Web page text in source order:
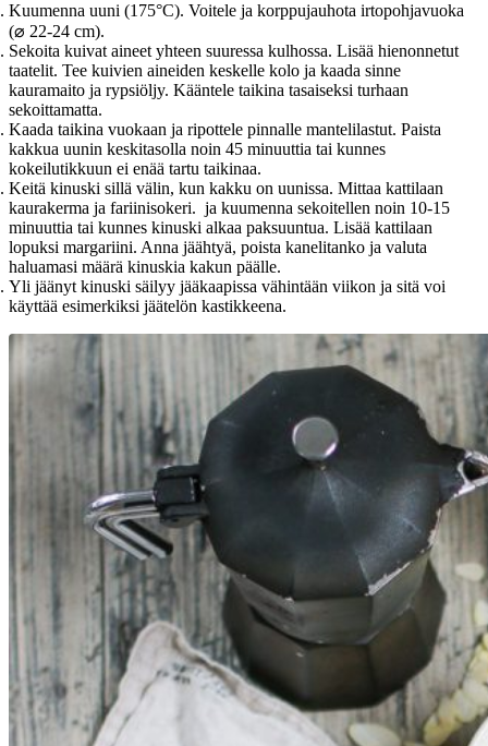
Kuumenna uuni (175°C). Voitele ja korppujauhota irtopohjavuoka
(⌀ 22-24 cm).
Sekoita kuivat aineet yhteen suuressa kulhossa. Lisää hienonnetut
taatelit. Tee kuivien aineiden keskelle kolo ja kaada sinne
kauramaito ja rypsiöljy. Kääntele taikina tasaiseksi turhaan
sekoittamatta.
Kaada taikina vuokaan ja ripottele pinnalle mantelilastut. Paista
kakkua uunin keskitasolla noin 45 minuuttia tai kunnes
kokeilutikkuun ei enää tartu taikinaa.
Keitä kinuski sillä välin, kun kakku on uunissa. Mittaa kattilaan
kaurakerma ja fariinisokeri. ja kuumenna sekoitellen noin 10-15
minuuttia tai kunnes kinuski alkaa paksuuntua. Lisää kattilaan
lopuksi margariini. Anna jäähtyä, poista kanelitanko ja valuta
haluamasi määrä kinuskia kakun päälle.
Yli jäänyt kinuski säilyy jääkaapissa vähintään viikon ja sitä voi
käyttää esimerkiksi jäätelön kastikkeena.